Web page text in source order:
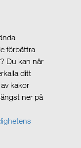
förbättra
Du kan när
ditt
kakor
ner på